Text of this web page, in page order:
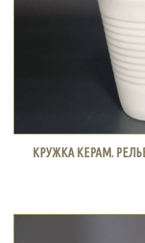
КРУЖКА КЕРАМ.